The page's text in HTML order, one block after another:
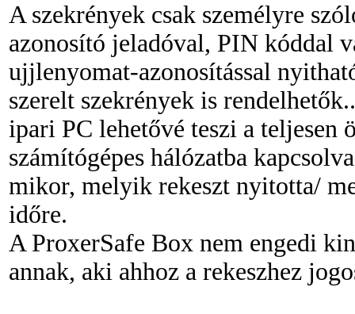
A szekrények csak személyre
azonosító jeladóval, PIN kóddal
ujjlenyomat-azonosítással
szerelt szekrények is
ipari PC lehetővé teszi a teljesen
számítógépes hálózatba
mikor, melyik rekeszt nyitotta/
időre.
A ProxerSafe Box nem engedi
annak, aki ahhoz a rekeszhez